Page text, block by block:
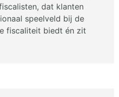
dat klanten
speelveld bij de
fiscaliteit biedt én zit